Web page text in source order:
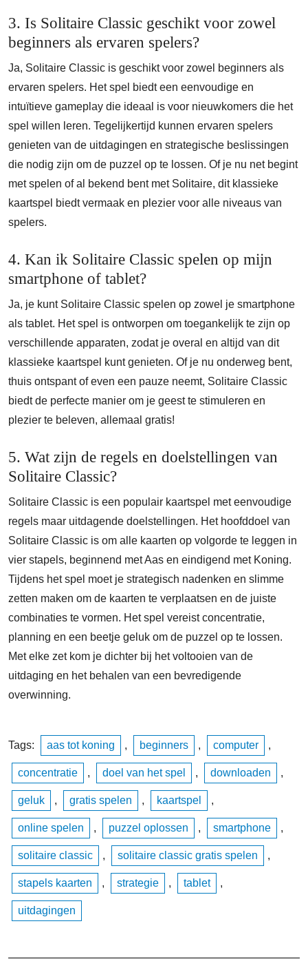
3. Is Solitaire Classic geschikt voor zowel
beginners als ervaren spelers?
Ja, Solitaire Classic is geschikt voor zowel beginners als
ervaren spelers. Het spel biedt een eenvoudige en
intuïtieve gameplay die ideaal is voor nieuwkomers die het
spel willen leren. Tegelijkertijd kunnen ervaren spelers
genieten van de uitdagingen en strategische beslissingen
die nodig zijn om de puzzel op te lossen. Of je nu net begint
met spelen of al bekend bent met Solitaire, dit klassieke
kaartspel biedt vermaak en plezier voor alle niveaus van
spelers.
4. Kan ik Solitaire Classic spelen op mijn
smartphone of tablet?
Ja, je kunt Solitaire Classic spelen op zowel je smartphone
als tablet. Het spel is ontworpen om toegankelijk te zijn op
verschillende apparaten, zodat je overal en altijd van dit
klassieke kaartspel kunt genieten. Of je nu onderweg bent,
thuis ontspant of even een pauze neemt, Solitaire Classic
biedt de perfecte manier om je geest te stimuleren en
plezier te beleven, allemaal gratis!
5. Wat zijn de regels en doelstellingen van
Solitaire Classic?
Solitaire Classic is een populair kaartspel met eenvoudige
regels maar uitdagende doelstellingen. Het hoofddoel van
Solitaire Classic is om alle kaarten op volgorde te leggen in
vier stapels, beginnend met Aas en eindigend met Koning.
Tijdens het spel moet je strategisch nadenken en slimme
zetten maken om de kaarten te verplaatsen en de juiste
combinaties te vormen. Het spel vereist concentratie,
planning en een beetje geluk om de puzzel op te lossen.
Met elke zet kom je dichter bij het voltooien van de
uitdaging en het behalen van een bevredigende
overwinning.
Tags: aas tot koning , beginners , computer ,
concentratie , doel van het spel , downloaden ,
geluk , gratis spelen , kaartspel ,
online spelen , puzzel oplossen , smartphone ,
solitaire classic , solitaire classic gratis spelen ,
stapels kaarten , strategie , tablet ,
uitdagingen